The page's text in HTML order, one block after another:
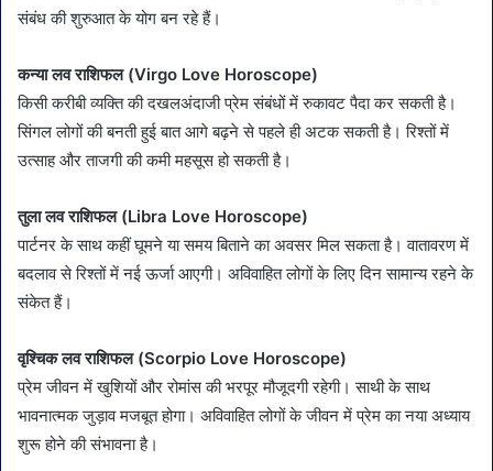
संबंध की शुरुआत के योग बन रहे हैं।
कन्या लव राशिफल (Virgo Love Horoscope)
किसी करीबी व्यक्ति की दखलअंदाजी प्रेम संबंधों में रुकावट पैदा कर सकती है।
सिंगल लोगों की बनती हुई बात आगे बढ़ने से पहले ही अटक सकती है। रिश्तों में
उत्साह और ताजगी की कमी महसूस हो सकती है।
तुला लव राशिफल (Libra Love Horoscope)
पार्टनर के साथ कहीं घूमने या समय बिताने का अवसर मिल सकता है। वातावरण में
बदलाव से रिश्तों में नई ऊर्जा आएगी। अविवाहित लोगों के लिए दिन सामान्य रहने के
संकेत हैं।
वृश्चिक लव राशिफल (Scorpio Love Horoscope)
प्रेम जीवन में खुशियों और रोमांस की भरपूर मौजूदगी रहेगी। साथी के साथ
भावनात्मक जुड़ाव मजबूत होगा। अविवाहित लोगों के जीवन में प्रेम का नया अध्याय
शुरू होने की संभावना है।